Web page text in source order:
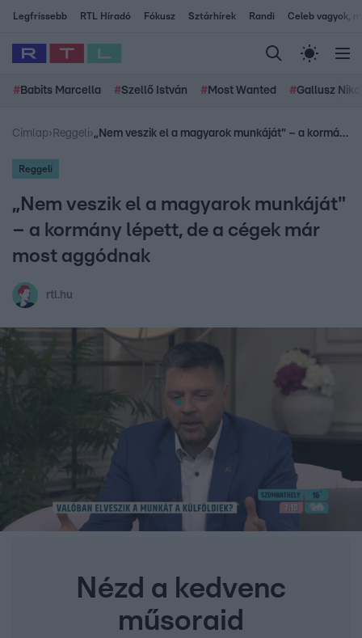
Legfrissebb RTL Híradó Fókusz Sztárhírek Randi Celeb vagyok,
# Babits Marcella #Szellő István # Most Wanted #Gallusz
Címlap› Reggeli› „Nem veszik el a magyarok munkáját" – a kormány lépett, de a cégek már most aggódnak
Reggeli
„Nem veszik el a magyarok munkáját"
– a kormány lépett, de a cégek már
most aggódnak
rtl.hu
Nézd a kedvenc
műsoraid